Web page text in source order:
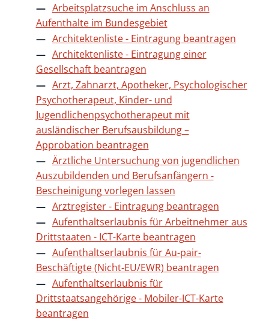
Arbeitsplatzsuche im Anschluss an
Aufenthalte im Bundesgebiet
Architektenliste - Eintragung beantragen
Architektenliste - Eintragung einer
Gesellschaft beantragen
Arzt, Zahnarzt, Apotheker, Psychologischer
Psychotherapeut, Kinder- und
Jugendlichenpsychotherapeut mit
ausländischer Berufsausbildung –
Approbation beantragen
Ärztliche Untersuchung von jugendlichen
Auszubildenden und Berufsanfängern -
Bescheinigung vorlegen lassen
Arztregister - Eintragung beantragen
Aufenthaltserlaubnis für Arbeitnehmer aus
Drittstaaten - ICT-Karte beantragen
Aufenthaltserlaubnis für Au-pair-
Beschäftigte (Nicht-EU/EWR) beantragen
Aufenthaltserlaubnis für
Drittstaatsangehörige - Mobiler-ICT-Karte
beantragen